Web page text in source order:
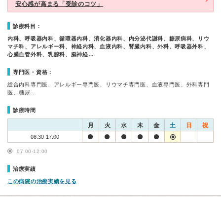
安心感が高まる「受診のコツ」
診療科目：
内科、呼吸器内科、循環器内科、消化器内科、内分泌代謝科、糖尿病科、リウ
マチ科、アレルギー科、神経内科、血液内科、腎臓内科、外科、呼吸器外科、
心臓血管外科、乳腺科、脳神経…
専門医・資格：
総合内科専門医、アレルギー専門医、リウマチ専門医、血液専門医、外科専門
医、糖尿…
診療時間
月 火 水 木 金 土 日 祝
08:30-17:00
07:00-12:00
治療実績
この病院の治療実績を見る